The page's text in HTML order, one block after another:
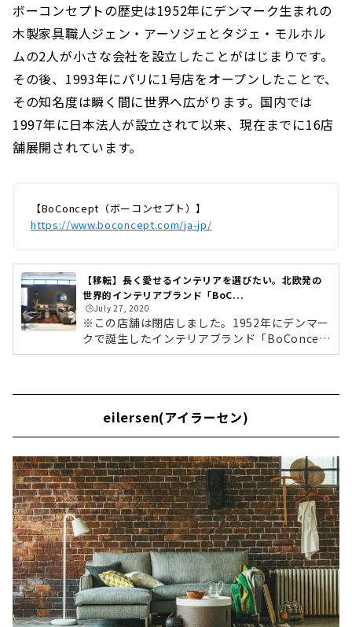
ボーコンセプトの歴史は1952年にデンマーク生まれの
木製家具職人ジェン・アーソジェとタジェ・モルホル
ムの2人が小さな会社を設立したことがはじまりです。
その後、1993年にパリに1号店をオープンしたことで、
その知名度は瞬く間に世界へ広がります。国内では
1997年に日本法人が設立されて以来、現在までに16店
舗展開されています。
【BoConcept（ボーコンセプト）】
https://www.boconcept.com/ja-jp/
【移転】長く愛せるインテリアを選びたい。北欧発の
世界的インテリアブランド「BoC...
🕒️July 27, 2020
※この店舗は閉店しました。1952年にデンマー
クで誕生したインテリアブランド「BoConcep
t（ボーコンセプト）」。「BO」がデンマーク
0店舗を展開する世界的インテリアブランドで
す。今回は、大名古屋ビルヂングにある「BoC
ボーコンセプトの魅力をたっぷりと伺ってきま
した。BoConcept（ボーコンセプト）とは？B
oConcept 大名古屋ビルヂング店があるのは、
名...
eilersen(アイラーセン)